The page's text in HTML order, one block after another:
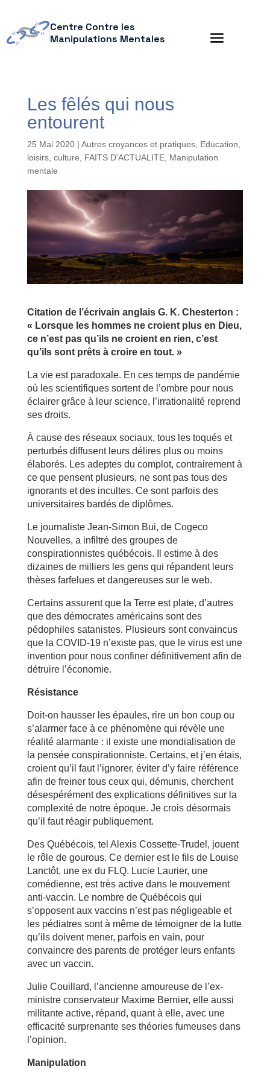
Centre Contre les
Manipulations Mentales
Les fêlés qui nous
entourent
25 Mai 2020| Autres croyances et pratiques, Education,
loisirs, culture
FAITS D'ACTUALITE, Manipulation
mentale
Citation de l’écrivain anglais G. K. Chesterton :
« Lorsque les hommes ne croient plus en Dieu,
ce n’est pas qu’ils ne croient en rien, c’est
qu’ils sont prêts à croire en tout. »
La vie est paradoxale. En ces temps de pandémie
où les scientifiques sortent de l’ombre pour nous
éclairer grâce à leur science, l’irrationalité reprend
ses droits.
À cause des réseaux sociaux, tous les toqués et
perturbés diffusent leurs délires plus ou moins
élaborés. Les adeptes du complot, contrairement à
ce que pensent plusieurs, ne sont pas tous des
ignorants et des incultes. Ce sont parfois des
universitaires bardés de diplômes.
Le journaliste Jean-Simon Bui, de Cogeco
Nouvelles, a infiltré des groupes de
conspirationnistes québécois. Il estime à des
dizaines de milliers les gens qui répandent leurs
thèses farfelues et dangereuses sur le web.
Certains assurent que la Terre est plate, d’autres
que des démocrates américains sont des
pédophiles satanistes. Plusieurs sont convaincus
que la COVID-19 n’existe pas, que le virus est une
invention pour nous confiner définitivement afin de
détruire l’économie.
Résistance
Doit-on hausser les épaules, rire un bon coup ou
s’alarmer face à ce phénomène qui révèle une
réalité alarmante : il existe une mondialisation de
la pensée conspirationniste. Certains, et j’en étais,
croient qu’il faut l’ignorer, éviter d’y faire référence
afin de freiner tous ceux qui, démunis, cherchent
désespérément des explications définitives sur la
complexité de notre époque. Je crois désormais
qu’il faut réagir publiquement.
Des Québécois, tel Alexis Cossette-Trudel, jouent
le rôle de gourous. Ce dernier est le fils de Louise
Lanctôt, une ex du FLQ. Lucie Laurier, une
comédienne, est très active dans le mouvement
anti-vaccin. Le nombre de Québécois qui
s’opposent aux vaccins n’est pas négligeable et
les pédiatres sont à même de témoigner de la lutte
qu’ils doivent mener, parfois en vain, pour
convaincre des parents de protéger leurs enfants
avec un vaccin.
Julie Couillard, l’ancienne amoureuse de l’ex-
ministre conservateur Maxime Bernier, elle aussi
militante active, répand, quant à elle, avec une
efficacité surprenante ses théories fumeuses dans
l’opinion.
Manipulation